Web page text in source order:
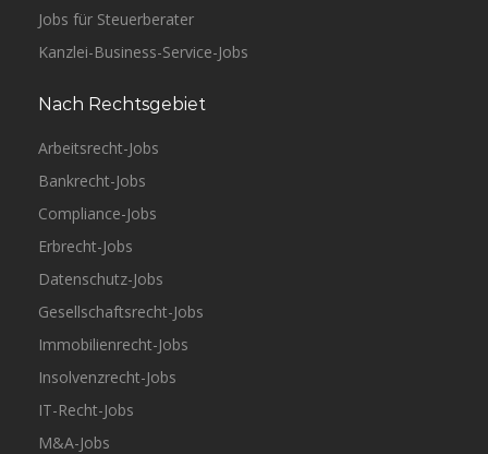
Jobs für Steuerberater
Kanzlei-Business-Service-Jobs
Nach Rechtsgebiet
Arbeitsrecht-Jobs
Bankrecht-Jobs
Compliance-Jobs
Erbrecht-Jobs
Datenschutz-Jobs
Gesellschaftsrecht-Jobs
Immobilienrecht-Jobs
Insolvenzrecht-Jobs
IT-Recht-Jobs
M&A-Jobs